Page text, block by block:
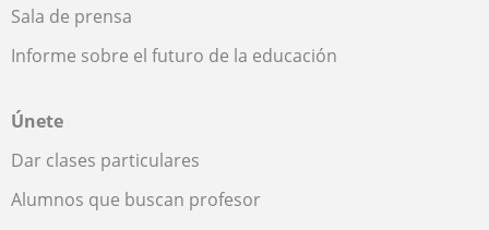
Sala de prensa
Informe sobre el futuro de la educación
Únete
Dar clases particulares
Alumnos que buscan profesor